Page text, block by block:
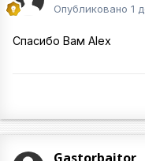
Опубликовано 1
Спасибо Вам Alex